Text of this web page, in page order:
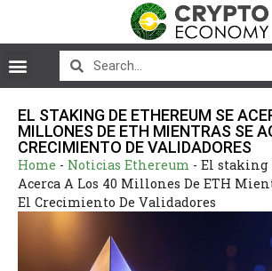
EL STAKING DE ETHEREUM SE
MILLONES DE ETH MIENTRAS SE
CRECIMIENTO DE VALIDADORES
Home - Noticias Ethereum - El staking
Acerca A Los 40 Millones De ETH
El Crecimiento De Validadores